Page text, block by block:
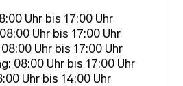
Uhr bis 17:00 Uhr
Uhr bis 17:00 Uhr
Uhr bis 17:00 Uhr
08:00 Uhr bis 17:00 Uhr
Uhr bis 14:00 Uhr